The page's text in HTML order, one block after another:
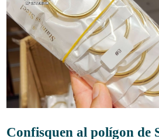
Confisquen al polígon de